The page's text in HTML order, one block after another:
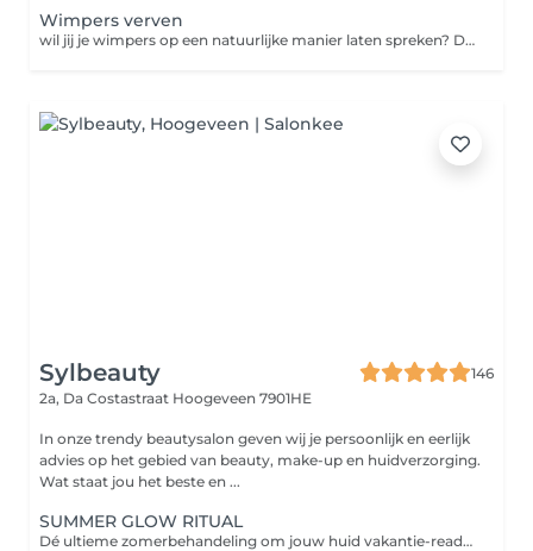
Wimpers verven
wil jij je wimpers op een natuurlijke manier laten spreken? Dan is wimper verven met hybrid verf de behandeling voor jou. De verf blijft 5 tot 7 weken zichtbaar
Sylbeauty
146
2a, Da Costastraat Hoogeveen 7901HE
In onze trendy beautysalon geven wij je persoonlijk en eerlijk
advies op het gebied van beauty, make-up en huidverzorging.
Wat staat jou het beste en ...
SUMMER GLOW RITUAL
Dé ultieme zomerbehandeling om jouw huid vakantie-ready te maken Perfect om vóór je vakantie in te zetten zodat jouw huid een echte summer pre-boost krijgt en jij tijdens je vakantie straalt met een gezonde, frisse en golden glow Tijdens deze luxe huidverbeterende behandeling nemen wij jou mee in een ultiem ontspanningsmoment voor body & mind. Door middel van aromatische geuren, speciale drukpunten en luxe huidverbetering brengen wij jouw huid volledig in balans. Deze treatment bevat de NIEUWE Orange Peeling van Cenzaa voor een frisse, gladde en stralende huid. Tijdens de massage werken we met ons nieuwe Glow Elixir voor die prachtige golden summer glow Het zuurstofmasker stimuleert de doorbloeding waarna we met een luxe Guasha bindweefselmassage werken aan lifting, versteviging en glow boosting resultaten. Wenkbrauwen waxen Ontspannend welkomstritueel Aroma geurreis & moodcard Reinigingsritueel NEW Orange Peeling Spicy Skin Shock Boost Glow Elixir bindweefselmassage Lift & Glow masker & massage Bubble up the glow GRATIS Luxe Skin Boost Box t.w.v. €69,95 cadeau Nu van €169,95 voor slechts €149,95